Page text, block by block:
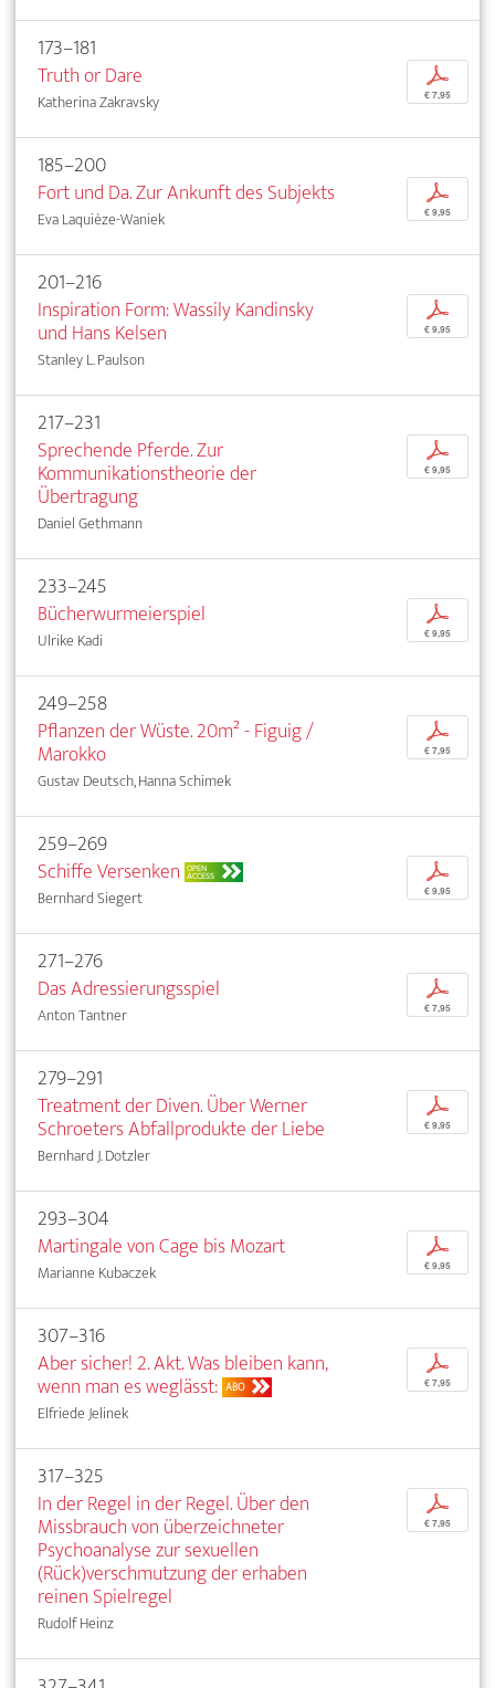
173–181
Truth or Dare
Katherina Zakravsky
p
€ 7,95
185–200
Fort und Da. Zur Ankunft des Subjekts
Eva Laquièze-Waniek
p
€ 9,95
201–216
Inspiration Form: Wassily Kandinsky
und Hans Kelsen
Stanley L. Paulson
p
€ 9,95
217–231
Sprechende Pferde. Zur
Kommunikationstheorie der
Übertragung
Daniel Gethmann
p
€ 9,95
233–245
Bücherwurmeierspiel
Ulrike Kadi
p
€ 9,95
249–258
Pflanzen der Wüste. 20m² - Figuig /
Marokko
Gustav Deutsch, Hanna Schimek
p
€ 7,95
259–269
Schiffe Versenken OPEN
ACCESS
Bernhard Siegert
p
€ 9,95
271–276
Das Adressierungsspiel
Anton Tantner
p
€ 7,95
279–291
Treatment der Diven. Über Werner
Schroeters Abfallprodukte der Liebe
Bernhard J. Dotzler
p
€ 9,95
293–304
Martingale von Cage bis Mozart
Marianne Kubaczek
p
€ 9,95
307–316
Aber sicher! 2. Akt. Was bleiben kann,
wenn man es weglässt: ABO
Elfriede Jelinek
p
€ 7,95
317–325
In der Regel in der Regel. Über den
Missbrauch von überzeichneter
Psychoanalyse zur sexuellen
(Rück)verschmutzung der erhaben
reinen Spielregel
Rudolf Heinz
p
€ 7,95